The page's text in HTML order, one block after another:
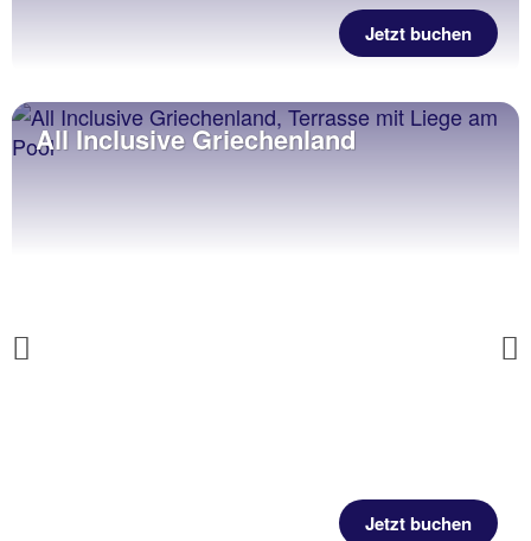
Jetzt buchen
Previous
All Inclusive Griechenland
Jetzt buchen